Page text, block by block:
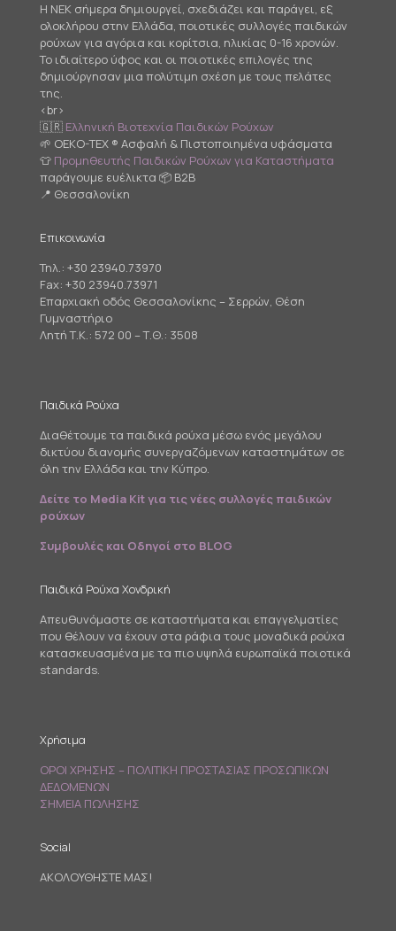
Η NEK σήμερα δημιουργεί, σχεδιάζει και παράγει, εξ
ολοκλήρου στην Ελλάδα, ποιοτικές συλλογές παιδικών
ρούχων για αγόρια και κορίτσια, ηλικίας 0-16 χρονών.
Το ιδιαίτερο ύφος και οι ποιοτικές επιλογές της
δημιούργησαν μια πολύτιμη σχέση με τους πελάτες
της.
<br>
🇬🇷 Ελληνική Βιοτεχνία Παιδικών Ρούχων
🌱 OEKO-TEX ® Ασφαλή & Πιστοποιημένα υφάσματα
👕 Προμηθευτής Παιδικών Ρούχων για Καταστήματα
παράγουμε ευέλικτα 📦 B2B
📍 Θεσσαλονίκη
Επικοινωνία
Τηλ.: +30 23940.73970
Fax: +30 23940.73971
Επαρχιακή οδός Θεσσαλονίκης – Σερρών, Θέση
Γυμναστήριο
Λητή Τ.Κ.: 572 00 – Τ.Θ.: 3508
Παιδικά Ρούχα
Διαθέτουμε τα παιδικά ρούχα μέσω ενός μεγάλου
δικτύου διανομής συνεργαζόμενων καταστημάτων σε
όλη την Ελλάδα και την Κύπρο.
Δείτε το Media Kit για τις νέες συλλογές παιδικών
ρούχων
Συμβουλές και Οδηγοί στο BLOG
Παιδικά Ρούχα Χονδρική
Απευθυνόμαστε σε καταστήματα και επαγγελματίες
που θέλουν να έχουν στα ράφια τους μοναδικά ρούχα
κατασκευασμένα με τα πιο υψηλά ευρωπαϊκά ποιοτικά
standards.
Χρήσιμα
ΟΡΟΙ ΧΡΗΣΗΣ – ΠΟΛΙΤΙΚΗ ΠΡΟΣΤΑΣΙΑΣ ΠΡΟΣΩΠΙΚΩΝ
ΔΕΔΟΜΕΝΩΝ
ΣΗΜΕΙΑ ΠΩΛΗΣΗΣ
Social
ΑΚΟΛΟΥΘΗΣΤΕ ΜΑΣ!